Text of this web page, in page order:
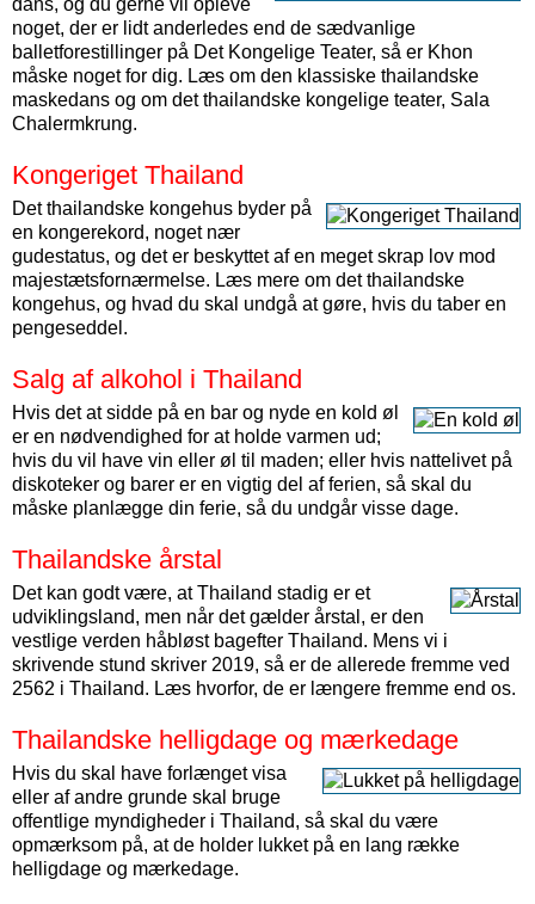
dans, og du gerne vil opleve
noget, der er lidt anderledes end de sædvanlige
balletforestillinger på Det Kongelige Teater, så er Khon
måske noget for dig. Læs om den klassiske thailandske
maskedans og om det thailandske kongelige teater, Sala
Chalermkrung.
Kongeriget Thailand
Det thailandske kongehus byder på
en kongerekord, noget nær
gudestatus, og det er beskyttet af en meget skrap lov mod
majestætsfornærmelse. Læs mere om det thailandske
kongehus, og hvad du skal undgå at gøre, hvis du taber en
pengeseddel.
Salg af alkohol i Thailand
Hvis det at sidde på en bar og nyde en kold øl
er en nødvendighed for at holde varmen ud;
hvis du vil have vin eller øl til maden; eller hvis nattelivet på
diskoteker og barer er en vigtig del af ferien, så skal du
måske planlægge din ferie, så du undgår visse dage.
Thailandske årstal
Det kan godt være, at Thailand stadig er et
udviklingsland, men når det gælder årstal, er den
vestlige verden håbløst bagefter Thailand. Mens vi i
skrivende stund skriver 2019, så er de allerede fremme ved
2562 i Thailand. Læs hvorfor, de er længere fremme end os.
Thailandske helligdage og mærkedage
Hvis du skal have forlænget visa
eller af andre grunde skal bruge
offentlige myndigheder i Thailand, så skal du være
opmærksom på, at de holder lukket på en lang række
helligdage og mærkedage.